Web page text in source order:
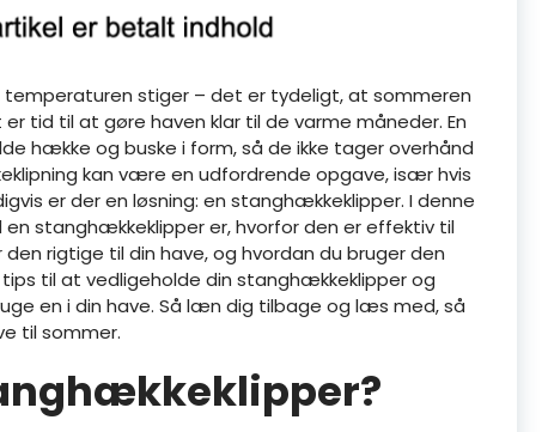
temperaturen stiger – det er tydeligt, at sommeren
tid til at gøre haven klar til de varme måneder. En
hække og buske i form, så de ikke tager overhånd
kan være en udfordrende opgave, især hvis
er der en løsning: en stanghækkeklipper. I denne
stanghækkeklipper er, hvorfor den er effektiv til
rigtige til din have, og hvordan du bruger den
tips til at vedligeholde din stanghækkeklipper og
en i din have. Så læn dig tilbage og læs med, så
til sommer.